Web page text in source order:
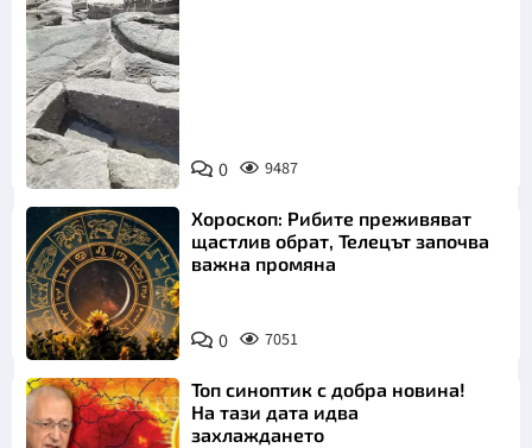
Снимка:
Bulgaria ON
AIR
0 9487
Хороскоп: Рибите преживяват
щастлив обрат, Телецът започва
важна промяна
0 7051
Топ синоптик с добра новина!
На тази дата идва
захлаждането